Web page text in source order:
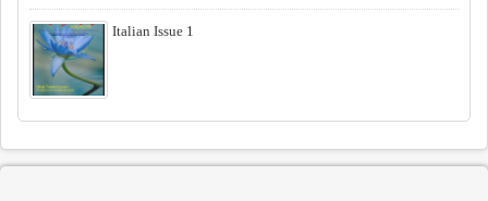
Italian Issue 1